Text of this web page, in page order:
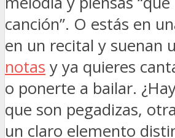
canción”. O estás en
en un recital y suenan
notas y ya quieres
o ponerte a bailar.
que son pegadizas,
un claro elemento